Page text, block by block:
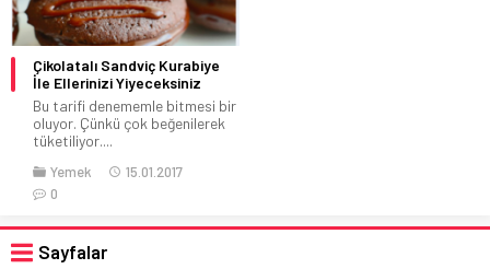
Çikolatalı Sandviç Kurabiye
İle Ellerinizi Yiyeceksiniz
Bu tarifi denememle bitmesi bir
oluyor. Çünkü çok beğenilerek
tüketiliyor....
Yemek
15.01.2017
0
Sayfalar